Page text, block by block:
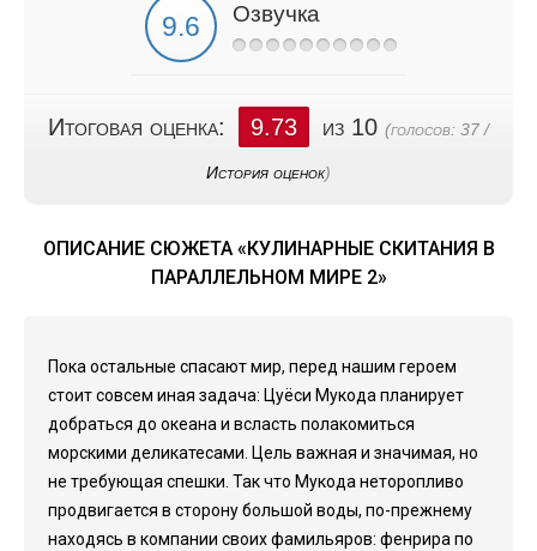
Озвучка
Итоговая оценка: 9.73 из 10 (голосов: 37 /
История оценок)
ОПИСАНИЕ СЮЖЕТА «КУЛИНАРНЫЕ СКИТАНИЯ В
ПАРАЛЛЕЛЬНОМ МИРЕ 2»
Пока остальные спасают мир, перед нашим героем
стоит совсем иная задача: Цуёси Мукода планирует
добраться до океана и всласть полакомиться
морскими деликатесами. Цель важная и значимая, но
не требующая спешки. Так что Мукода неторопливо
продвигается в сторону большой воды, по-прежнему
находясь в компании своих фамильяров: фенрира по